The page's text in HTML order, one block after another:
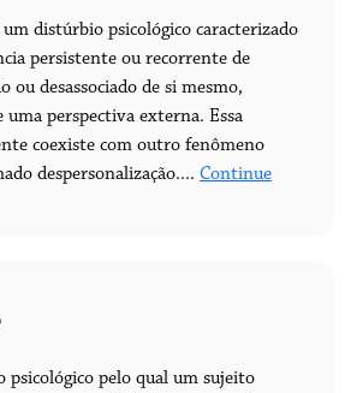
um distúrbio psicológico caracterizado
persistente ou recorrente de
ou desassociado de si mesmo,
uma perspectiva externa. Essa
coexiste com outro fenômeno
despersonalização.... Continue
psicológico pelo qual um sujeito